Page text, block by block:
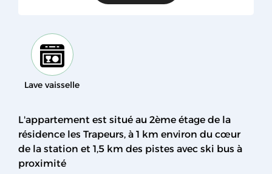
Lave vaisselle
L'appartement est situé au 2ème étage de la
résidence les Trapeurs, à 1 km environ du cœur
de la station et 1,5 km des pistes avec ski bus à
proximité